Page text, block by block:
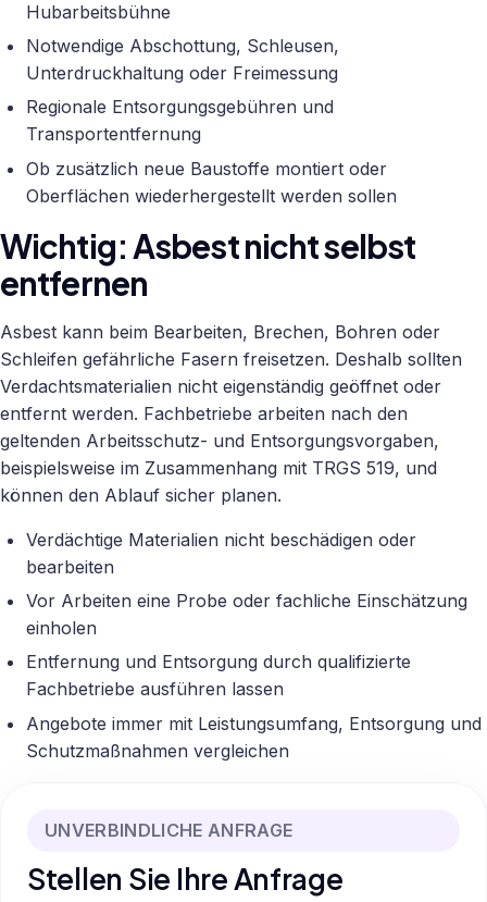
Hubarbeitsbühne
Notwendige Abschottung, Schleusen,
Unterdruckhaltung oder Freimessung
Regionale Entsorgungsgebühren und
Transportentfernung
Ob zusätzlich neue Baustoffe montiert oder
Oberflächen wiederhergestellt werden sollen
Wichtig: Asbest nicht selbst
entfernen
Asbest kann beim Bearbeiten, Brechen, Bohren oder
Schleifen gefährliche Fasern freisetzen. Deshalb sollten
Verdachtsmaterialien nicht eigenständig geöffnet oder
entfernt werden. Fachbetriebe arbeiten nach den
geltenden Arbeitsschutz- und Entsorgungsvorgaben,
beispielsweise im Zusammenhang mit TRGS 519, und
können den Ablauf sicher planen.
Verdächtige Materialien nicht beschädigen oder
bearbeiten
Vor Arbeiten eine Probe oder fachliche Einschätzung
einholen
Entfernung und Entsorgung durch qualifizierte
Fachbetriebe ausführen lassen
Angebote immer mit Leistungsumfang, Entsorgung und
Schutzmaßnahmen vergleichen
UNVERBINDLICHE ANFRAGE
Stellen Sie Ihre Anfrage